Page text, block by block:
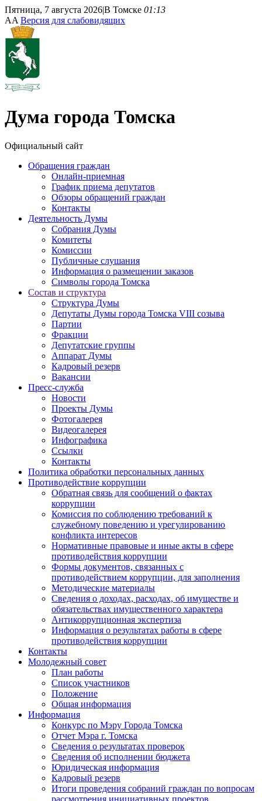
Пятница, 7 августа 2026|В Томске 01:13
AA Версия для слабовидящих
Дума города Томска
Официальный сайт
Обращения граждан
Онлайн-приемная
График приема депутатов
Обзоры обращений граждан
Контакты
Деятельность Думы
Собрания Думы
Комитеты
Комиссии
Публичные слушания
Информация о размещении заказов
Символы города Томска
Состав и структура
Структура Думы
Депутаты Думы города Томска VIII созыва
Партии
Фракции
Депутатские группы
Аппарат Думы
Кадровый резерв
Вакансии
Пресс-служба
Новости
Проекты Думы
Фотогалерея
Видеогалерея
Инфографика
Ссылки
Контакты
Политика обработки персональных данных
Прoтивoдeйствие кoрpупции
Обратная связь для сообщений о фактах
коррупции
Комиссия по соблюдению требований к
служебному поведению и урегулированию
конфликта интересов
Нормативные правовые и иные акты в сфере
противодействия коррупции
Формы документов, связанных с
противодействием коррупции, для заполнения
Методические материалы
Сведения о доходах, расходах, об имуществе и
обязательствах имущественного характера
Антикоррупционная экспертиза
Информация о результатах работы в сфере
противодействия коррупции
Контакты
Молодежный совет
План работы
Список участников
Положение
Общая информация
Информация
Конкурс по Мэру Города Томска
Отчет Мэра г. Томска
Сведения о результатах проверок
Сведения об исполнении бюджета
Юридическая информация
Кадровый резерв
Итоги проведения собраний граждан по вопросам
рассмотрения инициативных проектов